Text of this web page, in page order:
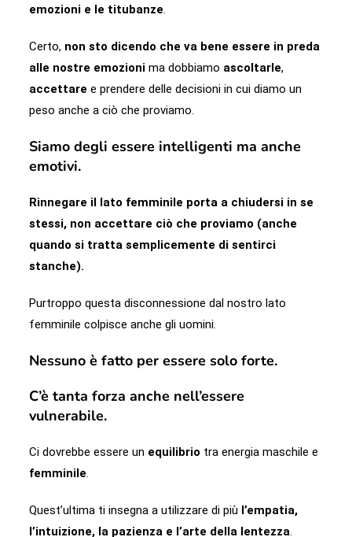
emozioni e le titubanze.
Certo, non sto dicendo che va bene essere in preda
alle nostre emozionima dobbiamo ascoltarle,
accettare e prendere delle decisioni in cui diamo un
peso anche a ciò che proviamo.
Siamo degli essere intelligenti ma anche
emotivi.
Rinnegare il lato femminile porta a chiudersi in se
stessi, non accettare ciò che proviamo (anche
quando si tratta semplicemente di sentirci
stanche).
Purtroppo questa disconnessione dal nostro lato
femminile colpisce anche gli uomini.
Nessuno è fatto per essere solo forte.
C’è tanta forza anche nell’essere
vulnerabile.
Ci dovrebbe essere un equilibrio tra energia maschile e
femminile.
Quest’ultima ti insegna a utilizzare di più l’empatia,
l’intuizione, la pazienza e l’arte della lentezza.